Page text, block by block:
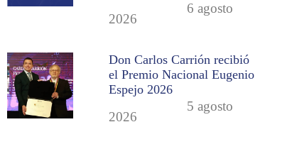
6 agosto
2026
Don Carlos Carrión recibió
el Premio Nacional Eugenio
Espejo 2026
5 agosto
2026